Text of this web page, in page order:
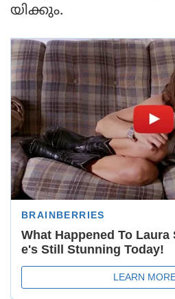
യിക്കും.